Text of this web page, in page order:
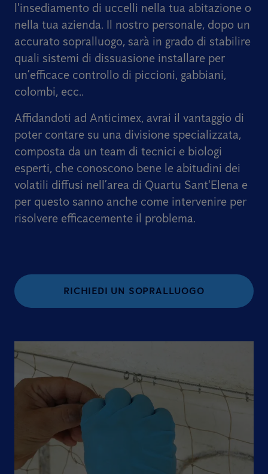
l'insediamento di uccelli nella tua abitazione o
nella tua azienda. Il nostro personale, dopo un
accurato sopralluogo, sarà in grado di stabilire
quali sistemi di dissuasione installare per
un’efficace controllo di piccioni, gabbiani,
colombi, ecc..
Affidandoti ad Anticimex, avrai il vantaggio di
poter contare su una divisione specializzata,
composta da un team di tecnici e biologi
esperti, che conoscono bene le abitudini dei
volatili diffusi nell’area di Quartu Sant'Elena e
per questo sanno anche come intervenire per
risolvere efficacemente il problema.
RICHIEDI UN SOPRALLUOGO